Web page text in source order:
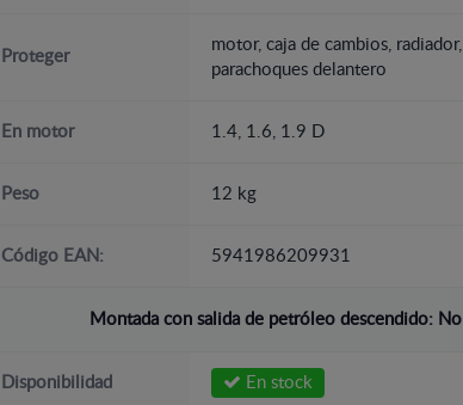
Proteger
motor, caja de cambios, radiador,
parachoques delantero
En motor 1.4, 1.6, 1.9 D
Peso 12 kg
Código EAN: 5941986209931
Montada con salida de petróleo descendido: No
Disponibilidad En stock